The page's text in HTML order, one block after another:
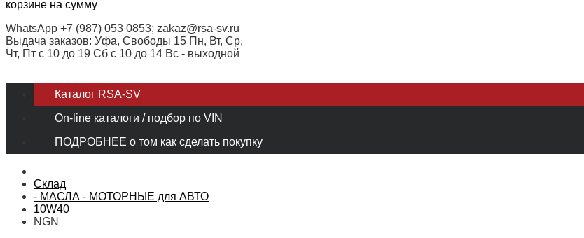
корзине на сумму
WhatsApp +7 (987) 053 0853; zakaz@rsa-sv.ru
Выдача заказов: Уфа, Свободы 15 Пн, Вт, Ср,
Чт, Пт с 10 до 19 Сб с 10 до 14 Вс - выходной
Каталог RSA-SV
On-line каталоги / подбор по VIN
ПОДРОБНЕЕ о том как сделать покупку
Склад
- МАСЛА - МОТОРНЫЕ для АВТО
10W40
NGN